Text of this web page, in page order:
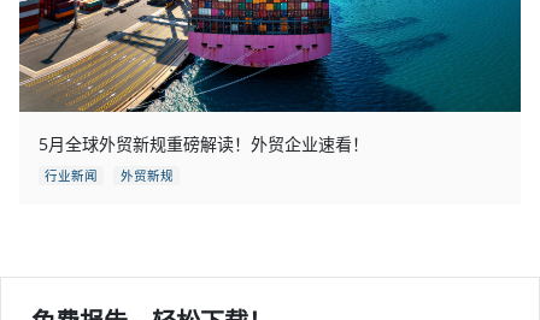
5月全球外贸新规重磅解读！外贸企业速看！
行业新闻 外贸新规